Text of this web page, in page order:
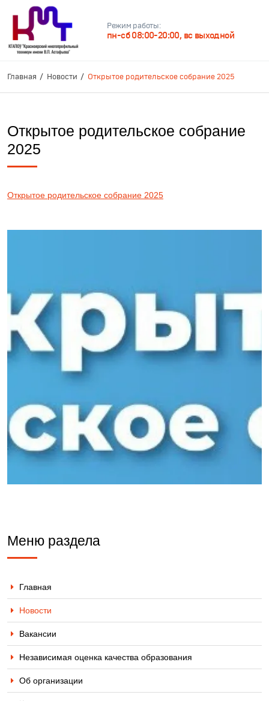
Режим работы:
пн-сб 08:00-20:00, вс выходной
Главная Новости Открытое родительское собрание 2025
Открытое родительское собрание
2025
Открытое родительское собрание 2025
Меню раздела
Главная
Новости
Вакансии
Независимая оценка качества образования
Об организации